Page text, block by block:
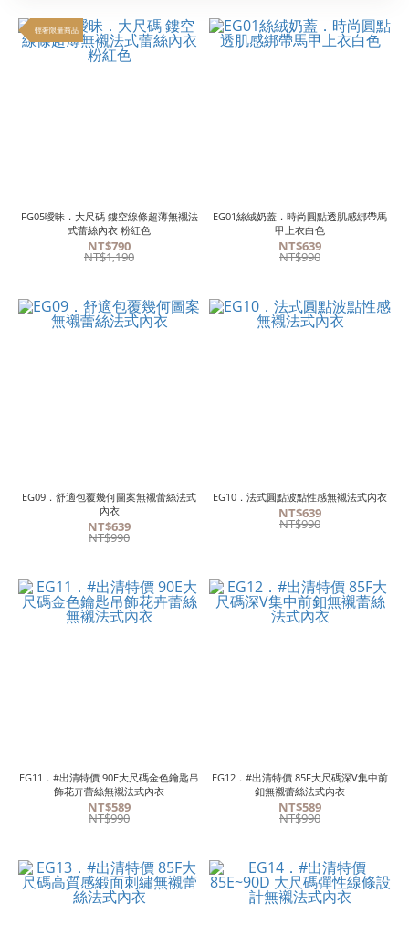
輕奢限量商品
FG05曖昧．大尺碼 鏤空線條超薄無襯法
式蕾絲內衣 粉紅色
NT$790
NT$1,190
EG01絲絨奶蓋．時尚圓點透肌感綁帶馬
甲上衣白色
NT$639
NT$990
EG09．舒適包覆幾何圖案無襯蕾絲法式
內衣
NT$639
NT$990
EG10．法式圓點波點性感無襯法式內衣
NT$639
NT$990
EG11．#出清特價 90E大尺碼金色鑰匙吊
飾花卉蕾絲無襯法式內衣
NT$589
NT$990
EG12．#出清特價 85F大尺碼深V集中前
釦無襯蕾絲法式內衣
NT$589
NT$990